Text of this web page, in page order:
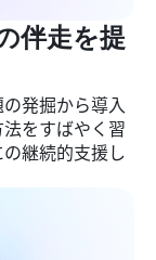
伴走を提
発掘から導入
をすばやく習
継続的支援し